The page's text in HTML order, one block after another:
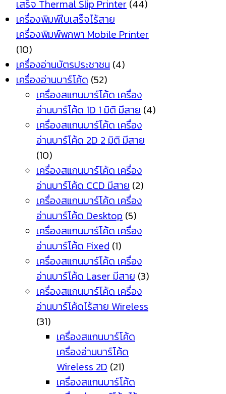
เสร็จ Thermal Slip Printer (44)
เครื่องพิมพ์ใบเสร็จไร้สาย
เครื่องพิมพ์พกพา Mobile Printer
(10)
เครื่องอ่านบัตรประชาชน (4)
เครื่องอ่านบาร์โค้ด (52)
เครื่องสแกนบาร์โค้ด เครื่อง
อ่านบาร์โค้ด 1D 1 มิติ มีสาย (4)
เครื่องสแกนบาร์โค้ด เครื่อง
อ่านบาร์โค้ด 2D 2 มิติ มีสาย
(10)
เครื่องสแกนบาร์โค้ด เครื่อง
อ่านบาร์โค้ด CCD มีสาย (2)
เครื่องสแกนบาร์โค้ด เครื่อง
อ่านบาร์โค้ด Desktop (5)
เครื่องสแกนบาร์โค้ด เครื่อง
อ่านบาร์โค้ด Fixed (1)
เครื่องสแกนบาร์โค้ด เครื่อง
อ่านบาร์โค้ด Laser มีสาย (3)
เครื่องสแกนบาร์โค้ด เครื่อง
อ่านบาร์โค้ดไร้สาย Wireless
(31)
เครื่องสแกนบาร์โค้ด
เครื่องอ่านบาร์โค้ด
Wireless 2D (21)
เครื่องสแกนบาร์โค้ด